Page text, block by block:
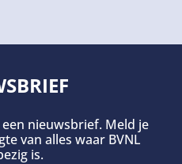
nieuwsbrief. Meld je
van alles waar BVNL
is.